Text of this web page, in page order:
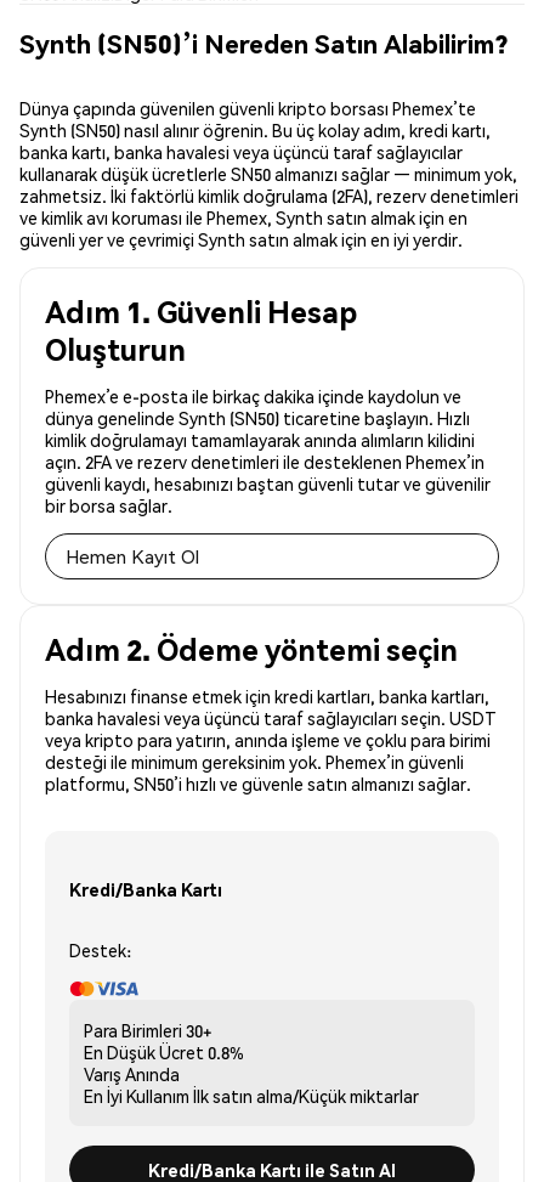
Synth (SN50)’i Nereden Satın Alabilirim?
Dünya çapında güvenilen güvenli kripto borsası Phemex’te
Synth (SN50) nasıl alınır öğrenin. Bu üç kolay adım, kredi kartı,
banka kartı, banka havalesi veya üçüncü taraf sağlayıcılar
kullanarak düşük ücretlerle SN50 almanızı sağlar — minimum yok,
zahmetsiz. İki faktörlü kimlik doğrulama (2FA), rezerv denetimleri
ve kimlik avı koruması ile Phemex, Synth satın almak için en
güvenli yer ve çevrimiçi Synth satın almak için en iyi yerdir.
Adım 1. Güvenli Hesap
Oluşturun
Phemex’e e-posta ile birkaç dakika içinde kaydolun ve
dünya genelinde Synth (SN50) ticaretine başlayın. Hızlı
kimlik doğrulamayı tamamlayarak anında alımların kilidini
açın. 2FA ve rezerv denetimleri ile desteklenen Phemex’in
güvenli kaydı, hesabınızı baştan güvenli tutar ve güvenilir
bir borsa sağlar.
Hemen Kayıt Ol
Adım 2. Ödeme yöntemi seçin
Hesabınızı finanse etmek için kredi kartları, banka kartları,
banka havalesi veya üçüncü taraf sağlayıcıları seçin. USDT
veya kripto para yatırın, anında işleme ve çoklu para birimi
desteği ile minimum gereksinim yok. Phemex’in güvenli
platformu, SN50’i hızlı ve güvenle satın almanızı sağlar.
Kredi/Banka Kartı
Destek:
Para Birimleri 30+
En Düşük Ücret 0.8%
Varış Anında
En İyi Kullanım İlk satın alma/Küçük miktarlar
Kredi/Banka Kartı ile Satın Al